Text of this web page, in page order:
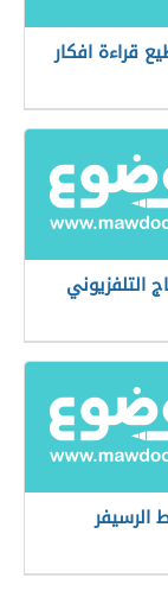
قراءة افكار
التلفزيوني
الرسيفر